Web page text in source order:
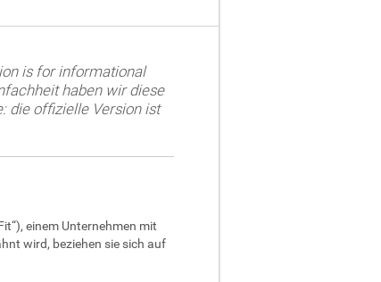
is for informational
haben wir diese
die offizielle Version ist
einem Unternehmen mit
wird, beziehen sie sich auf